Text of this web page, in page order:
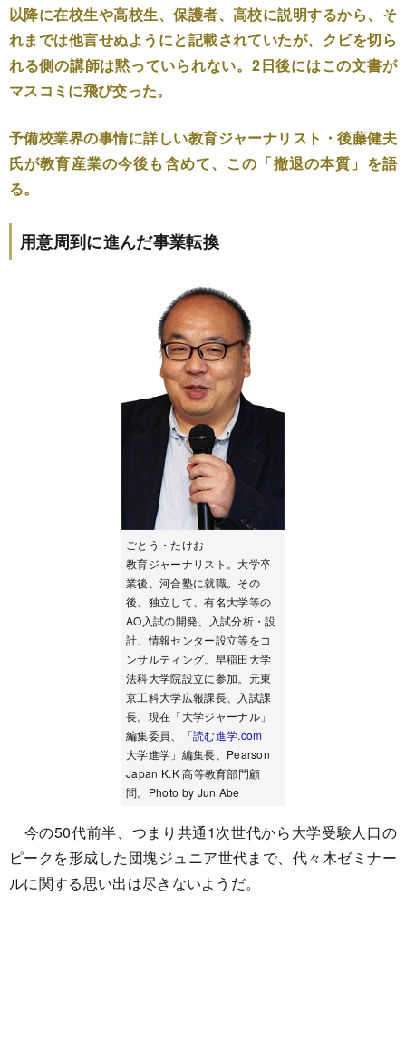
以降に在校生や高校生、保護者、高校に説明するから、そ
れまでは他言せぬようにと記載されていたが、クビを切ら
れる側の講師は黙っていられない。2日後にはこの文書が
マスコミに飛び交った。
予備校業界の事情に詳しい教育ジャーナリスト・後藤健夫
氏が教育産業の今後も含めて、この「撤退の本質」を語
る。
用意周到に進んだ事業転換
ごとう・たけお
教育ジャーナリスト。大学卒
業後、河合塾に就職。その
後、独立して、有名大学等の
AO入試の開発、入試分析・設
計、情報センター設立等をコ
ンサルティング。早稲田大学
法科大学院設立に参加。元東
京工科大学広報課長、入試課
長。現在「大学ジャーナル」
編集委員、「読む進学.com
大学進学」編集長、Pearson
Japan K.K 高等教育部門顧
問。Photo by Jun Abe
今の50代前半、つまり共通1次世代から大学受験人口の
ピークを形成した団塊ジュニア世代まで、代々木ゼミナー
ルに関する思い出は尽きないようだ。